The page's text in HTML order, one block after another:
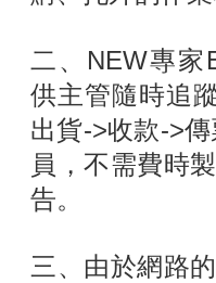
二、NEW專家
供主管隨時追
出貨->收款->
員，不需費時
告。
三、由於網路